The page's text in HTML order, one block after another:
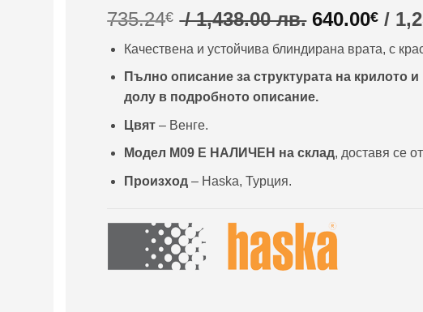
735.24€ / 1,438.00 лв. Original
was:
735.24€
/
640.00€ /
Качествена и устойчива блиндирана врата, с
Пълно описание за структурата на крилото
долу в подробното описание.
Цвят– Венге.
Модел М09 Е НАЛИЧЕН на склад, доставя се
Произход– Haska, Турция.